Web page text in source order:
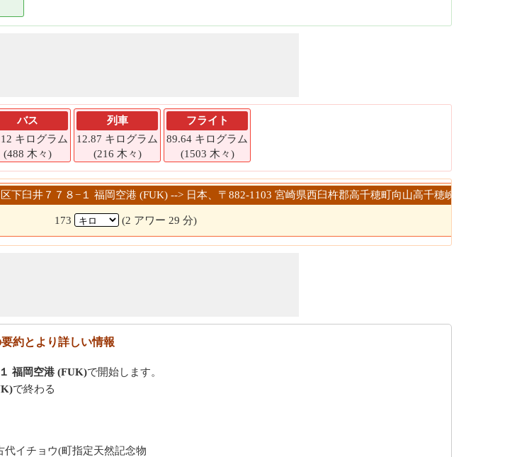
バス
キログラム
(488 木々)
列車
12.87 キログラム
(216 木々)
フライト
89.64 キログラム
(1503 木々)
下臼井７７８−１ 福岡空港 (FUK) --> 日本、〒882-1103 宮崎県西臼杵郡高千穂町向山高千穂峡
173 (2 アワー 29 分)
約とより詳しい情報
福岡空港 (FUK)で開始します。
で終わる
代イチョウ(町指定天然記念物